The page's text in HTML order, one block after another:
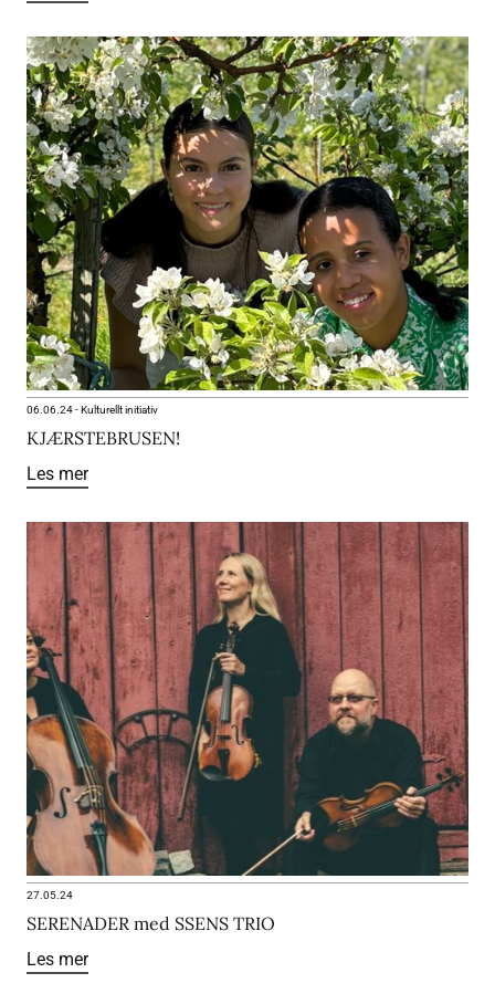
06.06.24-Kulturellt initiativ
KJÆRSTEBRUSEN!
Les mer
27.05.24
SERENADER med SSENS TRIO
Les mer